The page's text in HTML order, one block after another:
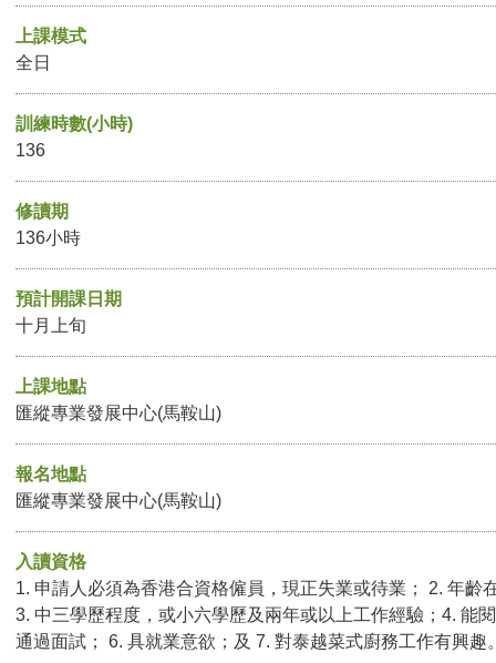
上課模式
全日
訓練時數(小時)
136
修讀期
136小時
預計開課日期
十月上旬
上課地點
匯縱專業發展中心(馬鞍山)
報名地點
匯縱專業發展中心(馬鞍山)
入讀資格
1. 申請人必須為香港合資格僱員，現正失業或待業； 2. 年齡
3. 中三學歷程度，或小六學歷及兩年或以上工作經驗；4. 能
通過面試； 6. 具就業意欲；及 7. 對泰越菜式廚務工作有興趣